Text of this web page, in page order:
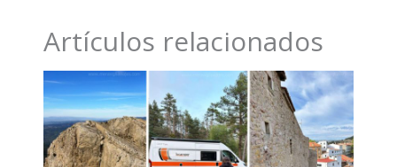
Artículos relacionados